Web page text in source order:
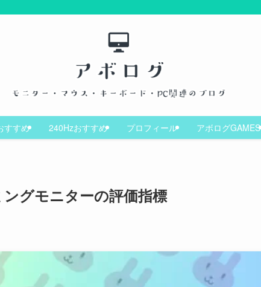
すすめ 240Hzおすすめ プロフィール アボログGAMES
グモニターの評価指標